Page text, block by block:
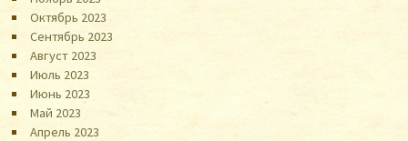
Октябрь 2023
Сентябрь 2023
Август 2023
Июль 2023
Июнь 2023
Май 2023
Апрель 2023